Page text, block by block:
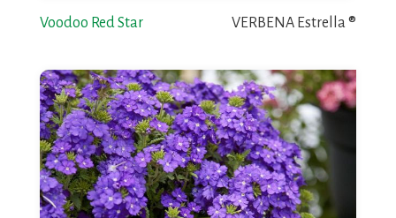
Voodoo Red Star VERBENA Estrella ®